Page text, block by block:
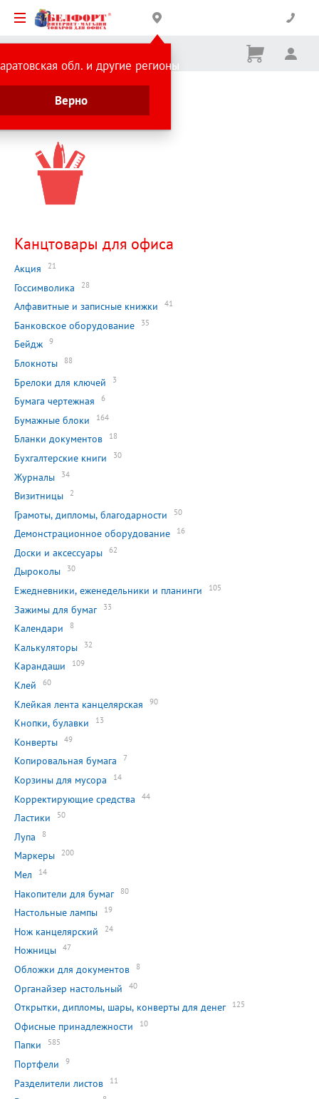
обл. и другие регионы
Верно
Корзина
Ничего
Главная страница
Каталог
Канцтовары для офиса
Акция 21
Госсимволика 28
Алфавитные и записные книжки 41
Банковское оборудование 35
Бейдж 9
Блокноты 88
Брелоки для ключей 3
Бумага чертежная 6
Бумажные блоки 164
Бланки документов 18
Бухгалтерские книги 30
Журналы 34
Визитницы 2
Грамоты, дипломы, благодарности 50
Демонстрационное оборудование 16
Доски и аксессуары 62
Дыроколы 30
Ежедневники, еженедельники и планинги 105
Зажимы для бумаг 33
Календари 8
Калькуляторы 32
Карандаши 109
Клей 60
Клейкая лента канцелярская 90
Кнопки, булавки 13
Конверты 49
Копировальная бумага 7
Корзины для мусора 14
Корректирующие средства 44
Ластики 50
Лупа 8
Маркеры 200
Мел 14
Накопители для бумаг 80
Настольные лампы 19
Нож канцелярский 24
Ножницы 47
Обложки для документов 8
Органайзер настольный 40
Открытки, дипломы, шары, конверты для денег 125
Офисные принадлежности 10
Папки 585
Портфели 9
Разделители листов 11